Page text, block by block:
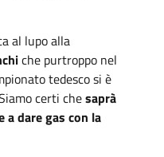
al lupo alla
che purtroppo nel
tedesco si è
certi chesaprà
a dare gas con la